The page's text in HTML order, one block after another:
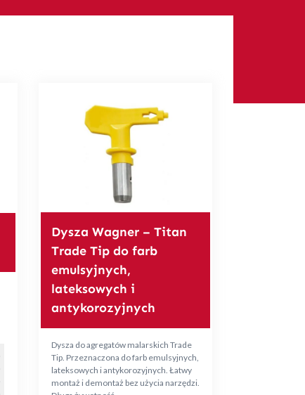
Dysza Wagner – Titan
Trade Tip do farb
emulsyjnych,
lateksowych i
antykorozyjnych
Dysza do agregatów malarskich Trade
Tip. Przeznaczona do farb emulsyjnych,
lateksowych i antykorozyjnych. Łatwy
montaż i demontaż bez użycia narzędzi.